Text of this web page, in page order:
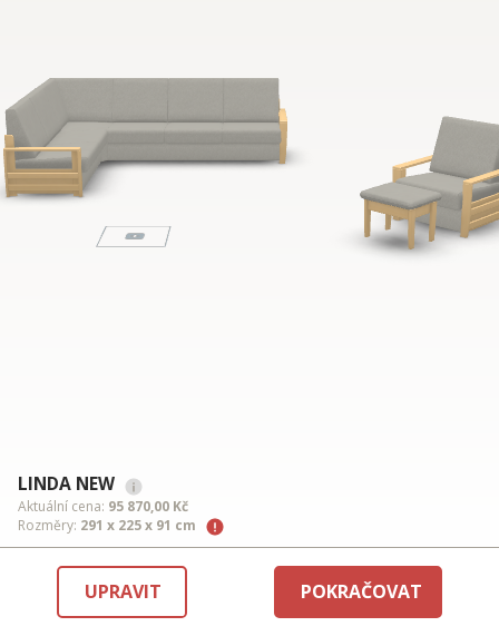
LINDA NEW
Aktuální cena: 95 870,00 Kč
Rozměry: 291 x 225 x 91 cm
UPRAVIT POKRAČOVAT